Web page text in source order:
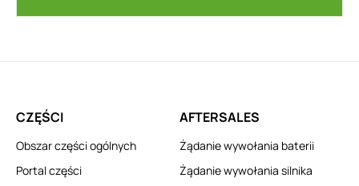
CZĘŚCI
Obszar części ogólnych
Portal części
AFTERSALES
Żądanie wywołania baterii
Żądanie wywołania silnika